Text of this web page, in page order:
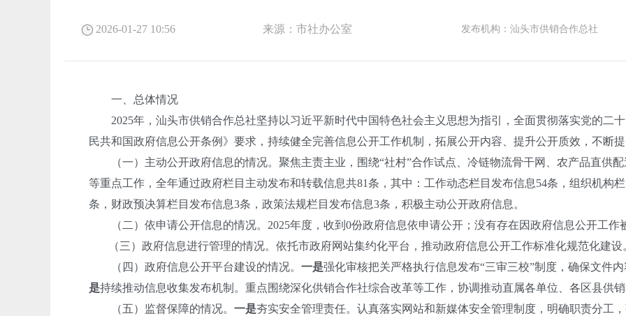
2026-01-27 10:56 来源：市社办公室 发布机构：汕头市供销合作总社
一、总体情况
2025年，汕头市供销合作总社坚持以习近平新时代中国特色社会主义思想为指引，全面贯彻落实党的二
民共和国政府信息公开条例》要求，持续健全完善信息公开工作机制，拓展公开内容、提升公开质效，不断
（一）主动公开政府信息的情况。聚焦主责主业，围绕“社村”合作试点、冷链物流骨干网、农产品直供
等重点工作，全年通过政府栏目主动发布和转载信息共81条，其中：工作动态栏目发布信息54条，组织机构
条，财政预决算栏目发布信息3条，政策法规栏目发布信息3条，积极主动公开政府信息。
（二）依申请公开信息的情况。2025年度，收到0份政府信息依申请公开；没有存在因政府信息公开工作
（三）政府信息进行管理的情况。依托市政府网站集约化平台，推动政府信息公开工作标准化规范化建设
（四）政府信息公开平台建设的情况。 一是强化审核把关严格执行信息发布“三审三校”制度，确保文件
是持续推动信息收集发布机制。重点围绕深化供销合作社综合改革等工作，协调推动直属各单位、各区县供
（五）监督保障的情况。 一是夯实安全管理责任。认真落实网站和新媒体安全管理制度，明确职责分工